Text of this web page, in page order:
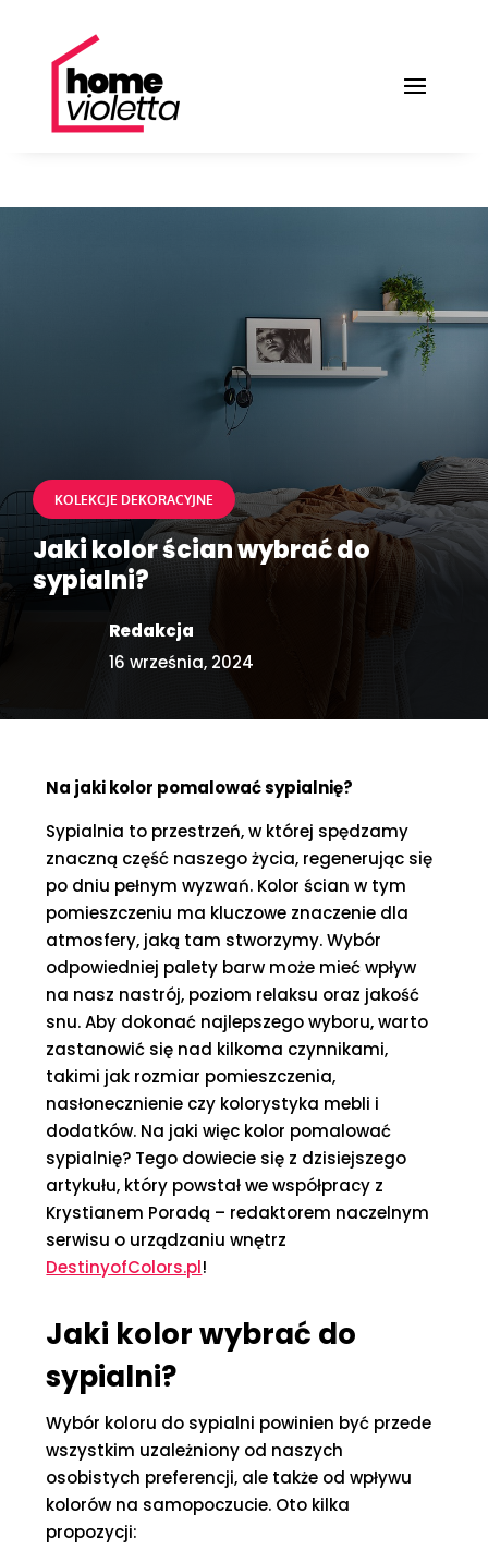
KOLEKCJE DEKORACYJNE
Jaki kolor ścian wybrać do
sypialni?
Redakcja
16 września, 2024
Na jaki kolor pomalować sypialnię?
Sypialnia to przestrzeń, w której spędzamy
znaczną część naszego życia, regenerując się
po dniu pełnym wyzwań. Kolor ścian w tym
pomieszczeniu ma kluczowe znaczenie dla
atmosfery, jaką tam stworzymy. Wybór
odpowiedniej palety barw może mieć wpływ
na nasz nastrój, poziom relaksu oraz jakość
snu. Aby dokonać najlepszego wyboru, warto
zastanowić się nad kilkoma czynnikami,
takimi jak rozmiar pomieszczenia,
nasłonecznienie czy kolorystyka mebli i
dodatków. Na jaki więc kolor pomalować
sypialnię? Tego dowiecie się z dzisiejszego
artykułu, który powstał we współpracy z
Krystianem Poradą – redaktorem naczelnym
serwisu o urządzaniu wnętrz
DestinyofColors.pl!
Jaki kolor wybrać do
sypialni?
Wybór koloru do sypialni powinien być przede
wszystkim uzależniony od naszych
osobistych preferencji, ale także od wpływu
kolorów na samopoczucie. Oto kilka
propozycji: